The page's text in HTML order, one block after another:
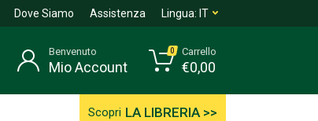
Dove Siamo Assistenza Lingua: IT
Scopri LA LIBRERIA >>
Benvenuto
Mio Account
0 Carrello
€0,00